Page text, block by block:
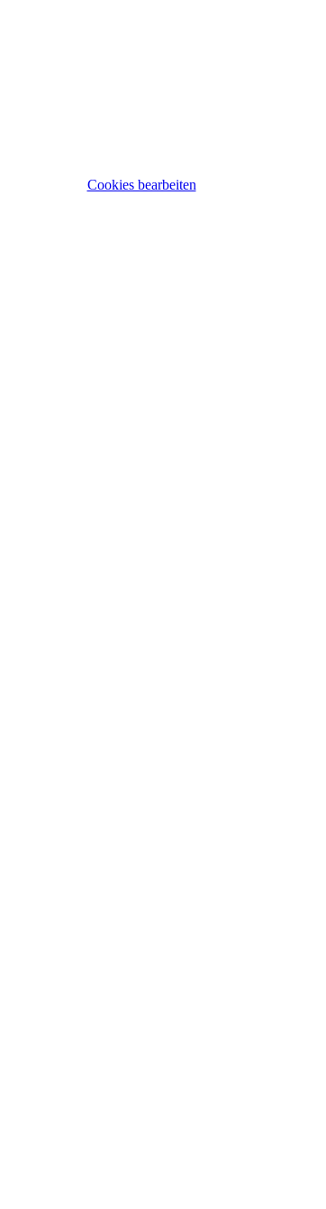
Cookies bearbeiten